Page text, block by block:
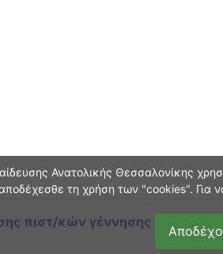
Ανατολικής Θεσσαλονίκης
τη χρήση των "cookies". Για
πιστ/κών γέννησης και